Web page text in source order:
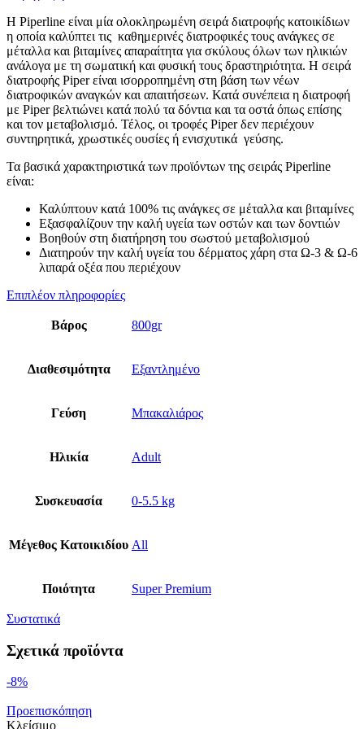
Η Piperline είναι μία ολοκληρωμένη σειρά διατροφής κατοικίδιων
η οποία καλύπτει τις καθημερινές διατροφικές τους ανάγκες σε
μέταλλα και βιταμίνες απαραίτητα για σκύλους όλων των ηλικιών
ανάλογα με τη σωματική και φυσική τους δραστηριότητα. Η σειρά
διατροφής Piper είναι ισορροπημένη στη βάση των νέων
διατροφικών αναγκών και απαιτήσεων. Κατά συνέπεια η διατροφή
με Piper βελτιώνει κατά πολύ τα δόντια και τα οστά όπως επίσης
και τον μεταβολισμό. Τέλος, οι τροφές Piper δεν περιέχουν
συντηρητικά, χρωστικές ουσίες ή ενισχυτικά γεύσης.
Τα βασικά χαρακτηριστικά των προϊόντων της σειράς Piperline
είναι:
Καλύπτουν κατά 100% τις ανάγκες σε μέταλλα και βιταμίνες
Εξασφαλίζουν την καλή υγεία των οστών και των δοντιών
Βοηθούν στη διατήρηση του σωστού μεταβολισμού
Διατηρούν την καλή υγεία του δέρματος χάρη στα Ω-3 & Ω-6
λιπαρά οξέα που περιέχουν
Επιπλέον πληροφορίες
Βάρος 800gr
Διαθεσιμότητα Εξαντλημένο
Γεύση Μπακαλιάρος
Ηλικία Adult
Συσκευασία 0-5.5 kg
Μέγεθος Κατοικιδίου All
Ποιότητα Super Premium
Συστατικά
Σχετικά προϊόντα
-8%
Προεπισκόπηση
Κλείσιμο